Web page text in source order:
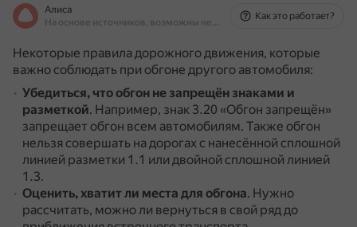
Алиса
На основе источников, возможны неточности
Как это работает?
Некоторые правила дорожного движения, которые
важно соблюдать при обгоне другого автомобиля:
Убедиться, что обгон не запрещён знаками и
разметкой. Например, знак 3.20 «Обгон запрещён»
запрещает обгон всем автомобилям. Также обгон
нельзя совершать на дорогах с нанесённой сплошной
линией разметки 1.1 или двойной сплошной линией
1.3.
Оценить, хватит ли места для обгона. Нужно
рассчитать, можно ли вернуться в свой ряд до